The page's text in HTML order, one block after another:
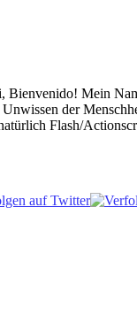
Mein
der
Flash/